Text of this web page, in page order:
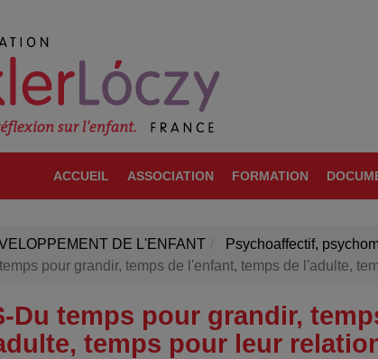
ACCUEIL ASSOCIATION FORMATION
DE L'ENFANT
Psychoaffectif,
pour grandir, temps de l'enfant, temps de l'adulte,
Du temps pour grandir,
temps pour leur